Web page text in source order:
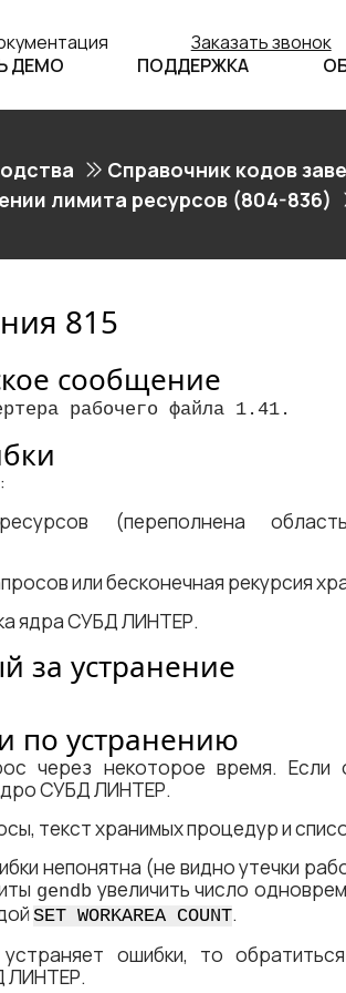
Заказать звонок
ДЕМО ПОДДЕРЖКА
Справочник кодов
лимита ресурсов (804-836)
815
сообщение
рабочего файла 1.41.
(переполнена
или бесконечная рекурсия
ядра СУБД ЛИНТЕР.
за устранение
по устранению
через некоторое время. Если
СУБД ЛИНТЕР.
текст хранимых процедур и
непонятна (не видно утечки
gendb увеличить число
SET WORKAREA COUNT.
ошибки, то
ЛИНТЕР.